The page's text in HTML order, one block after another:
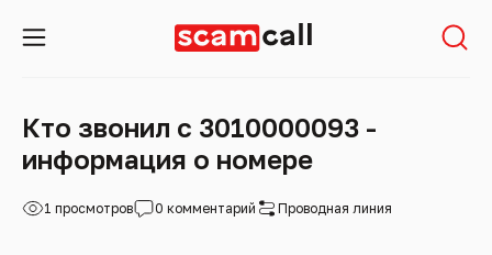
Кто звонил с 3010000093 -
информация о номере
1 просмотров 0 комментарий Проводная линия